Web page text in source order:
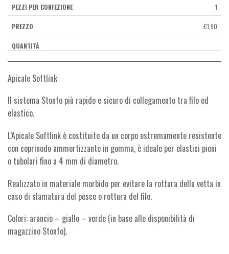
1
€1,90
Apicale Softlink
Il sistema Stonfo più rapido e sicuro di collegamento tra filo ed
elastico.
L’Apicale Softlink è costituito da un corpo estremamente resistente
con coprinodo ammortizzante in gomma, è ideale per elastici pieni
o tubolari fino a 4 mm di diametro.
Realizzato in materiale morbido per evitare la rottura della vetta in
caso di slamatura del pesce o rottura del filo.
Colori: arancio – giallo – verde (in base alle disponibilità di
magazzino Stonfo).